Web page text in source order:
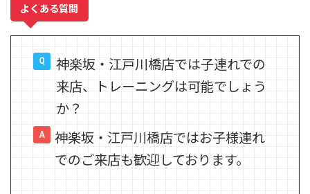
よくある質問
神楽坂・江戸川橋店では子連れでの
来店、トレーニングは可能でしょう
か？
神楽坂・江戸川橋店ではお子様連れ
でのご来店も歓迎しております。